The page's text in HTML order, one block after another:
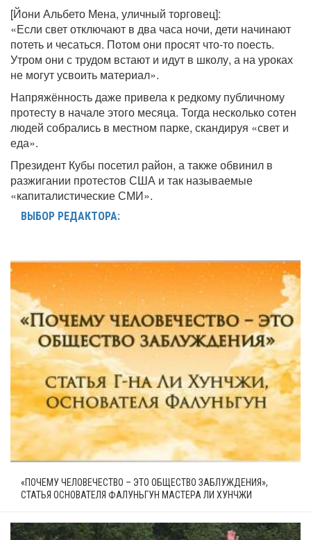
[Йони Альбето Мена, уличный торговец]:
«Если свет отключают в два часа ночи, дети начинают
потеть и чесаться. Потом они просят что-то поесть.
Утром они с трудом встают и идут в школу, а на уроках
не могут усвоить материал».
Напряжённость даже привела к редкому публичному
протесту в начале этого месяца. Тогда несколько сотен
людей собрались в местном парке, скандируя «свет и
еда».
Президент Кубы посетил район, а также обвинил в
разжигании протестов США и так называемые
«капиталистические СМИ».
ВЫБОР РЕДАКТОРА:
«ПОЧЕМУ ЧЕЛОВЕЧЕСТВО – ЭТО ОБЩЕСТВО ЗАБЛУЖДЕНИЯ»,
СТАТЬЯ ОСНОВАТЕЛЯ ФАЛУНЬГУН МАСТЕРА ЛИ ХУНЧЖИ